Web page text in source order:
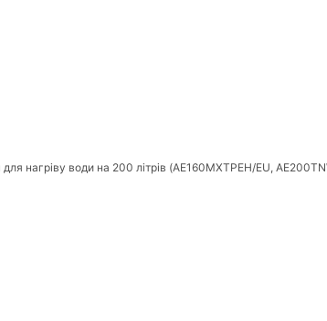
нагріву води на 200 літрів (AE160MXTPEH/EU,